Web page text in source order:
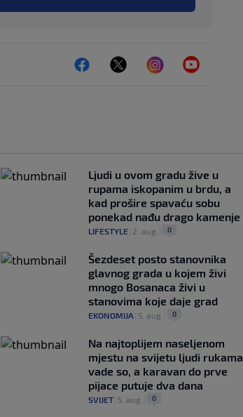
Ljudi u ovom gradu žive u
rupama iskopanim u brdu, a
kad prošire spavaću sobu
ponekad nađu drago kamenje
LIFESTYLE| 2. aug. 0
Šezdeset posto stanovnika
glavnog grada u kojem živi
mnogo Bosanaca živi u
stanovima koje daje grad
EKONOMIJA 5. aug. 0
Na najtoplijem naseljenom
mjestu na svijetu ljudi rukama
vade so, a karavan do prve
pijace putuje dva dana
SVIJET| 5. aug. 0